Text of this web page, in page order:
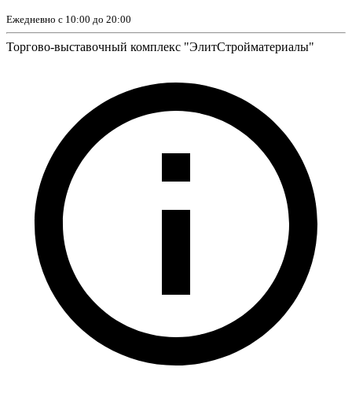
Ежедневно с 10:00 до 20:00
Торгово-выставочный комплекс "ЭлитСтройматериалы"